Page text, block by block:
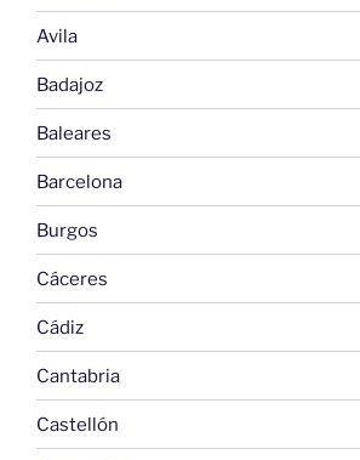
Avila
Badajoz
Baleares
Barcelona
Burgos
Cáceres
Cádiz
Cantabria
Castellón